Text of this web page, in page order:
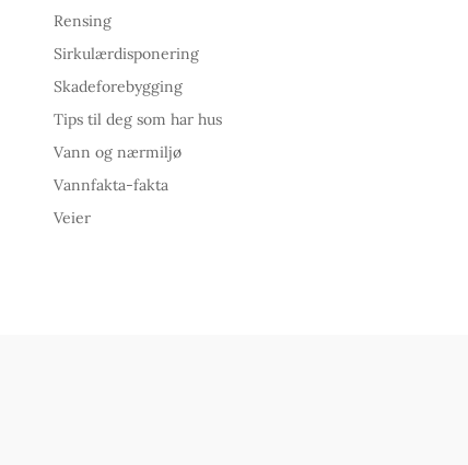
Rensing
Sirkulærdisponering
Skadeforebygging
Tips til deg som har hus
Vann og nærmiljø
Vannfakta-fakta
Veier